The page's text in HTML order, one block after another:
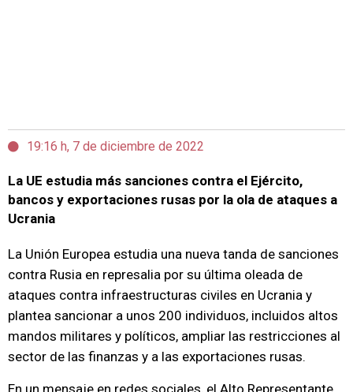
19:16 h, 7 de diciembre de 2022
La UE estudia más sanciones contra el Ejército,
bancos y exportaciones rusas por la ola de ataques a
Ucrania
La Unión Europea estudia una nueva tanda de sanciones
contra Rusia en represalia por su última oleada de
ataques contra infraestructuras civiles en Ucrania y
plantea sancionar a unos 200 individuos, incluidos altos
mandos militares y políticos, ampliar las restricciones al
sector de las finanzas y a las exportaciones rusas.
En un mensaje en redes sociales, el Alto Representante